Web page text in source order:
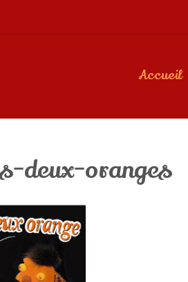
Accueil
deux-oranges